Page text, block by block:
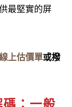
之實務經驗，
、高品質、誠
都細心與客戶
使用便利性、
最堅實的屏
上估價單或撥
：一般